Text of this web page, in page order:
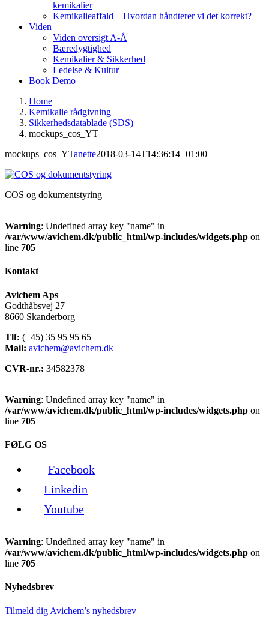
kemikalier
Kemikalieaffald – Hvordan håndterer vi det korrekt?
Viden
Viden oversigt A-Å
Bæredygtighed
Kemikalier & Sikkerhed
Ledelse & Kultur
Book Demo
Home
Kemikalie rådgivning
Sikkerhedsdatablade (SDS)
mockups_cos_YT
mockups_cos_YTanette2018-03-14T14:36:14+01:00
COS og dokumentstyring
Warning: Undefined array key "name" in
/var/www/avichem.dk/public_html/wp-includes/widgets.php on
line 705
Kontakt
Avichem Aps
Godthåbsvej 27
8660 Skanderborg
Tlf: (+45) 35 95 95 65
Mail: avichem@avichem.dk
CVR-nr.: 34582378
Warning: Undefined array key "name" in
/var/www/avichem.dk/public_html/wp-includes/widgets.php on
line 705
FØLG OS
Facebook
Linkedin
Youtube
Warning: Undefined array key "name" in
/var/www/avichem.dk/public_html/wp-includes/widgets.php on
line 705
Nyhedsbrev
Tilmeld dig Avichem’s nyhedsbrev